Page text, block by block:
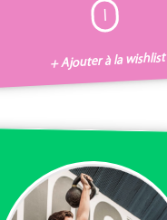
I
+ Ajouter à la wishlist